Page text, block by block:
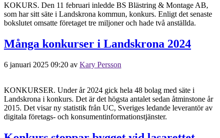
KOKURS. Den 11 februari inledde BS Blästring & Montage AB,
som har sitt säte i Landskrona kommun, konkurs. Enligt det senaste
bokslutet omsatte företaget tre miljoner och hade två anställda.
Många konkurser i Landskrona 2024
6 januari 2025 09:20 av Kary Persson
KONKURSER. Under år 2024 gick hela 48 bolag med säte i
Landskrona i konkurs. Det är det högsta antalet sedan åtminstone år
2015. Det visar ny statistik från UC, Sveriges ledande leverantör av
digitala företags- och konsumentinformationstjänster.